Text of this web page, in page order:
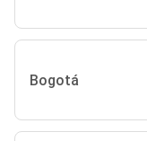
Bogotá